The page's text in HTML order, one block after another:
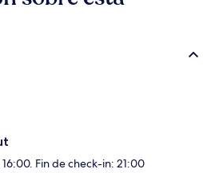
Fin de check-in: 21:00